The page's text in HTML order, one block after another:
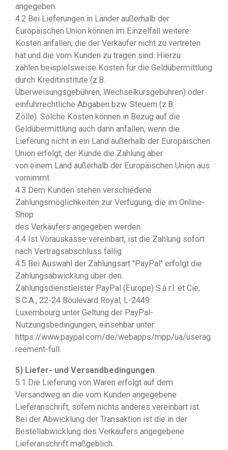
angegeben.
4.2 Bei Lieferungen in Länder außerhalb der
Europäischen Union können im Einzelfall weitere
Kosten anfallen, die der Verkäufer nicht zu vertreten
hat und die vom Kunden zu tragen sind. Hierzu
zählen beispielsweise Kosten für die Geldübermittlung
durch Kreditinstitute (z.B.
Überweisungsgebühren, Wechselkursgebühren) oder
einfuhrrechtliche Abgaben bzw. Steuern (z.B.
Zölle). Solche Kosten können in Bezug auf die
Geldübermittlung auch dann anfallen, wenn die
Lieferung nicht in ein Land außerhalb der Europäischen
Union erfolgt, der Kunde die Zahlung aber
von einem Land außerhalb der Europäischen Union aus
vornimmt.
4.3 Dem Kunden stehen verschiedene
Zahlungsmöglichkeiten zur Verfügung, die im Online-
Shop
des Verkäufers angegeben werden.
4.4 Ist Vorauskasse vereinbart, ist die Zahlung sofort
nach Vertragsabschluss fällig.
4.5 Bei Auswahl der Zahlungsart "PayPal" erfolgt die
Zahlungsabwicklung über den
Zahlungsdienstleister PayPal (Europe) S.à r.l. et Cie,
S.C.A., 22-24 Boulevard Royal, L-2449
Luxembourg unter Geltung der PayPal-
Nutzungsbedingungen, einsehbar unter
https://www.paypal.com/de/webapps/mpp/ua/userag
reement-full.
5) Liefer- und Versandbedingungen
5.1 Die Lieferung von Waren erfolgt auf dem
Versandweg an die vom Kunden angegebene
Lieferanschrift, sofern nichts anderes vereinbart ist.
Bei der Abwicklung der Transaktion ist die in der
Bestellabwicklung des Verkäufers angegebene
Lieferanschrift maßgeblich.